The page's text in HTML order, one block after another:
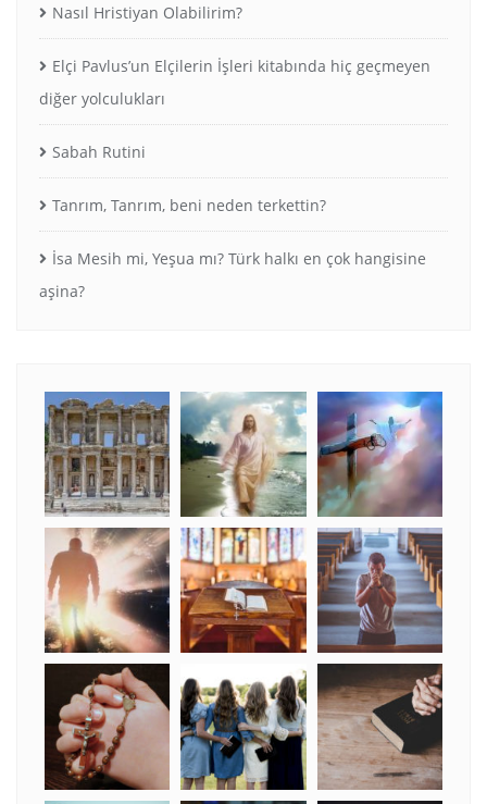
Nasıl Hristiyan Olabilirim?
Elçi Pavlus’un Elçilerin İşleri kitabında hiç geçmeyen
diğer yolculukları
Sabah Rutini
Tanrım, Tanrım, beni neden terkettin?
İsa Mesih mi, Yeşua mı? Türk halkı en çok hangisine
aşina?